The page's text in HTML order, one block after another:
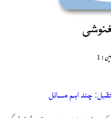
1
چند اہم مسائل